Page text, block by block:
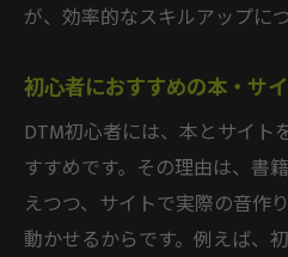
が、効率的なスキルアップに
初心者におすすめの本・サ
DTM初心者には、本とサイト
すすめです。その理由は、書
えつつ、サイトで実際の音作
動かせるからです。例えば、